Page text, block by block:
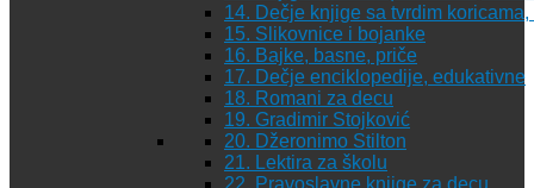
14. Dečje knjige sa tvrdim
15. Slikovnice i bojanke
16. Bajke, basne, priče
17. Dečje enciklopedije, edukativne
18. Romani za decu
19. Gradimir Stojković
20. Džeronimo Stilton
21. Lektira za školu
22. Pravoslavne knjige za decu